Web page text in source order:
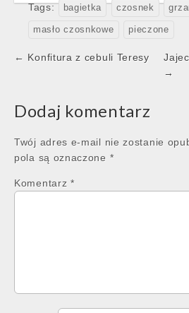
Tags: bagietka czosnek
masło czosnkowe pieczone
Post
← Konfitura z cebuli Teresy
→
Dodaj komentarz
Twój adres e-mail nie zostanie
pola są oznaczone *
Komentarz *